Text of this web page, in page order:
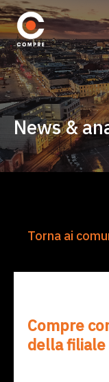
News &
Torna ai
Compre
della filiale